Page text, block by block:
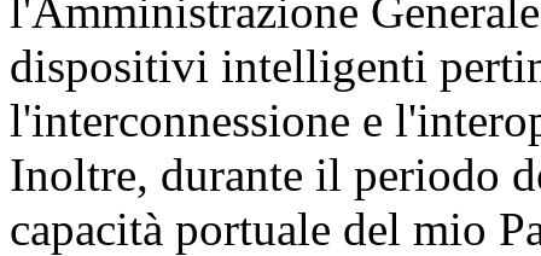
l'Amministrazione
dispositivi intelligenti
l'interconnessione e
Inoltre, durante il periodo
capacità portuale del mio